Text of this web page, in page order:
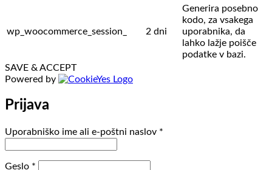
wp_woocommerce_session_ 2 dni
Generira posebno
kodo, za vsakega
uporabnika, da
lahko lažje poišče
podatke v bazi.
SAVE & ACCEPT
Powered by
Prijava
Uporabniško ime ali e-poštni naslov *
Geslo *